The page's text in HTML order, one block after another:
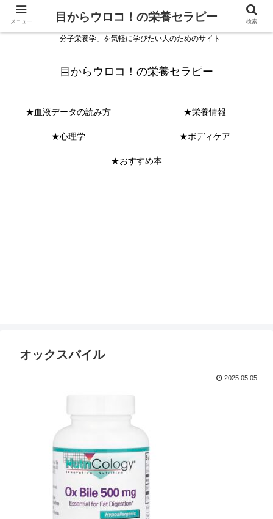
「分子栄養学」を気軽に学びたい人のためのサイト
目からウロコ！の栄養セラピー
★血液データの読み方 ★栄養情報
★心理学 ★ボディケア
★おすすめ本
オックスバイル
2025.05.05
メニュー 目からウロコ！の栄養セラピー 検索